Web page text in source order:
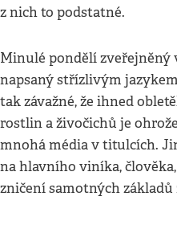
z nich to podstatné.
Minulé pondělí zveřejněný
napsaný střízlivým
tak závažné, že ihned
rostlin a živočichů je
mnohá média v titulcích.
na hlavního viníka,
zničení samotných základů